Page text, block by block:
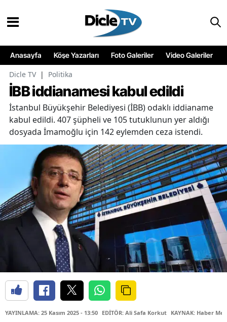
Anasayfa Köşe Yazarları Foto Galeriler Video Galeriler
Dicle TV | Politika
İBB iddianamesi kabul edildi
İstanbul Büyükşehir Belediyesi (İBB) odaklı iddianame
kabul edildi. 407 şüpheli ve 105 tutuklunun yer aldığı
dosyada İmamoğlu için 142 eylemden ceza istendi.
YAYINLAMA: 25 Kasım 2025 - 13:50 EDİTÖR: Ali Safa Korkut KAYNAK: Haber